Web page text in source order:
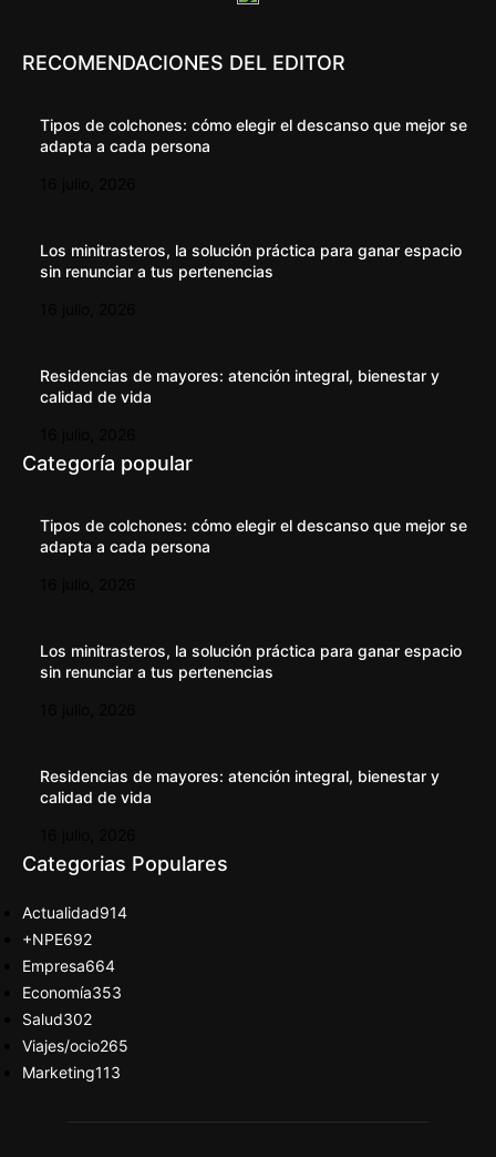
RECOMENDACIONES DEL EDITOR
Tipos de colchones: cómo elegir el descanso que mejor se
adapta a cada persona
Los minitrasteros, la solución práctica para ganar espacio
sin renunciar a tus pertenencias
Residencias de mayores: atención integral, bienestar y
calidad de vida
Categoría popular
Tipos de colchones: cómo elegir el descanso que mejor se
adapta a cada persona
Los minitrasteros, la solución práctica para ganar espacio
sin renunciar a tus pertenencias
Residencias de mayores: atención integral, bienestar y
calidad de vida
Categorias Populares
Actualidad914
+NPE692
Empresa664
Economía353
Salud302
Viajes/ocio265
Marketing113